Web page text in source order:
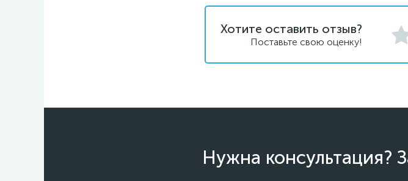
Хотите оставить отзыв?
Поставьте свою оценку!
Нужна консультация?